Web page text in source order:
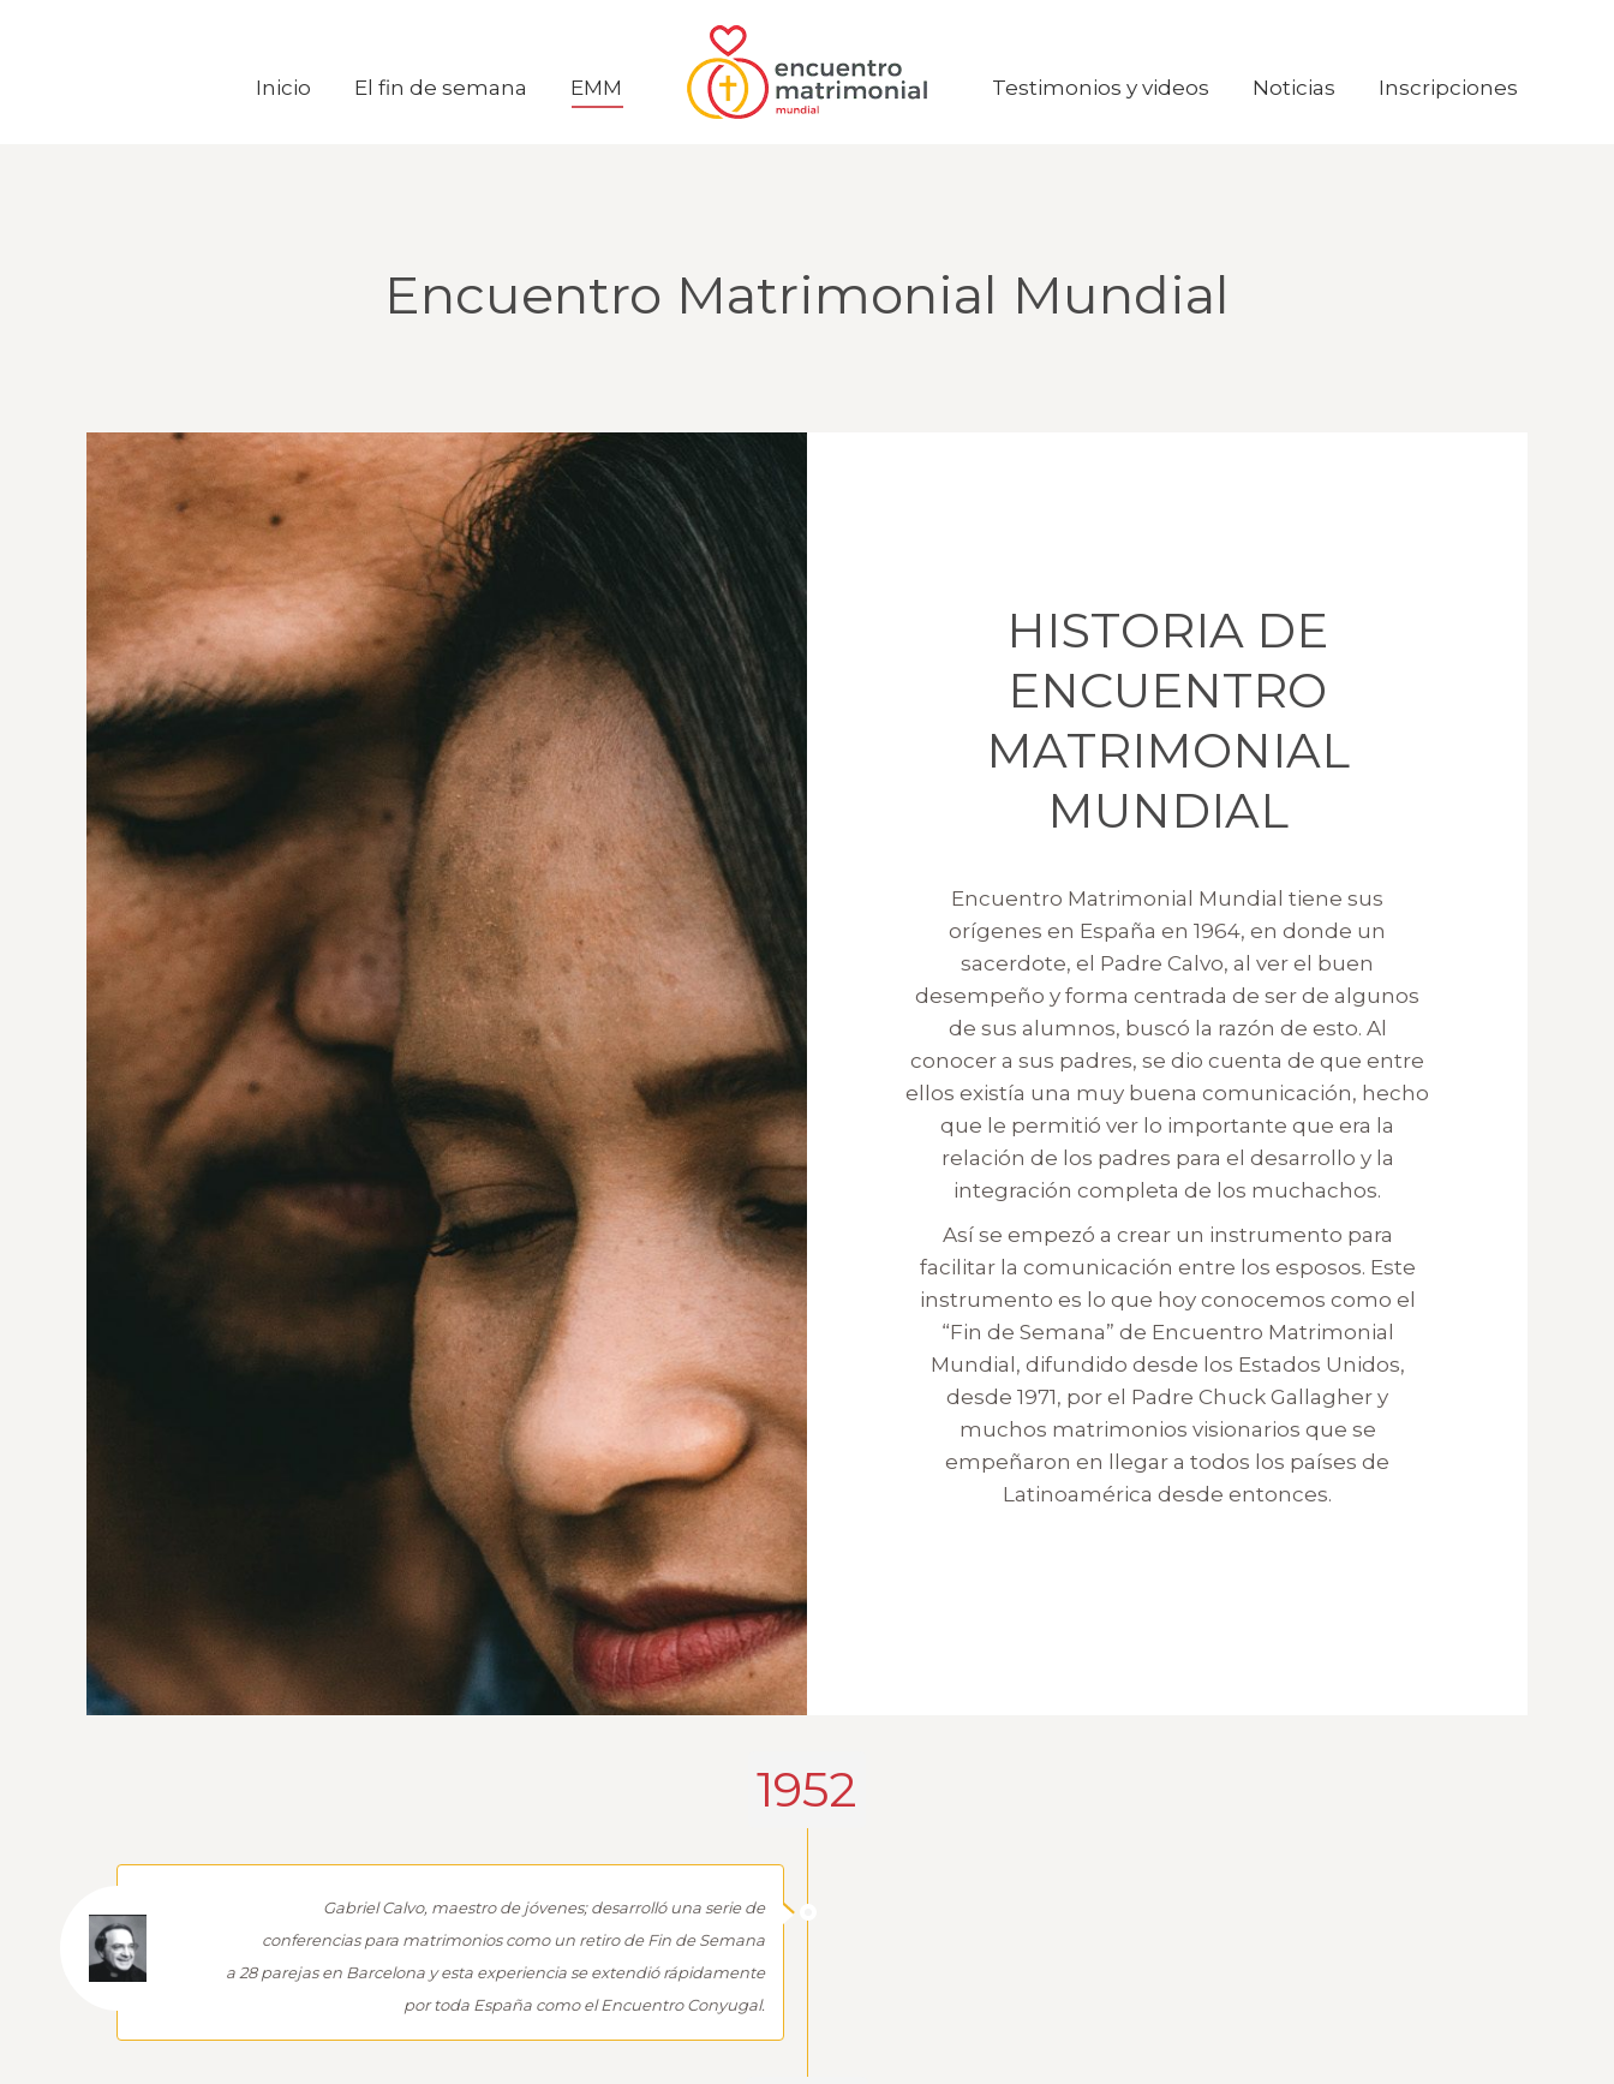
Inicio El fin de semana EMM Testimonios y videos Noticias Inscripciones
Encuentro Matrimonial Mundial
HISTORIA DE
ENCUENTRO
MATRIMONIAL
MUNDIAL
Encuentro Matrimonial Mundial tiene sus
orígenes en España en 1964, en donde un
sacerdote, el Padre Calvo, al ver el buen
desempeño y forma centrada de ser de algunos
de sus alumnos, buscó la razón de esto. Al
conocer a sus padres, se dio cuenta de que entre
ellos existía una muy buena comunicación, hecho
que le permitió ver lo importante que era la
relación de los padres para el desarrollo y la
integración completa de los muchachos.
Así se empezó a crear un instrumento para
facilitar la comunicación entre los esposos. Este
instrumento es lo que hoy conocemos como el
“Fin de Semana” de Encuentro Matrimonial
Mundial, difundido desde los Estados Unidos,
desde 1971, por el Padre Chuck Gallagher y
muchos matrimonios visionarios que se
empeñaron en llegar a todos los países de
Latinoamérica desde entonces.
1952
Gabriel Calvo, maestro de jóvenes; desarrolló una serie de
conferencias para matrimonioscomo un retiro de Fin de Semana
a 28 parejas en Barcelona y esta experiencia se extendió rápidamente
por toda España como el Encuentro Conyugal.
Inicio El fin de semana EMM Testimonios y videos Noticias Inscripciones